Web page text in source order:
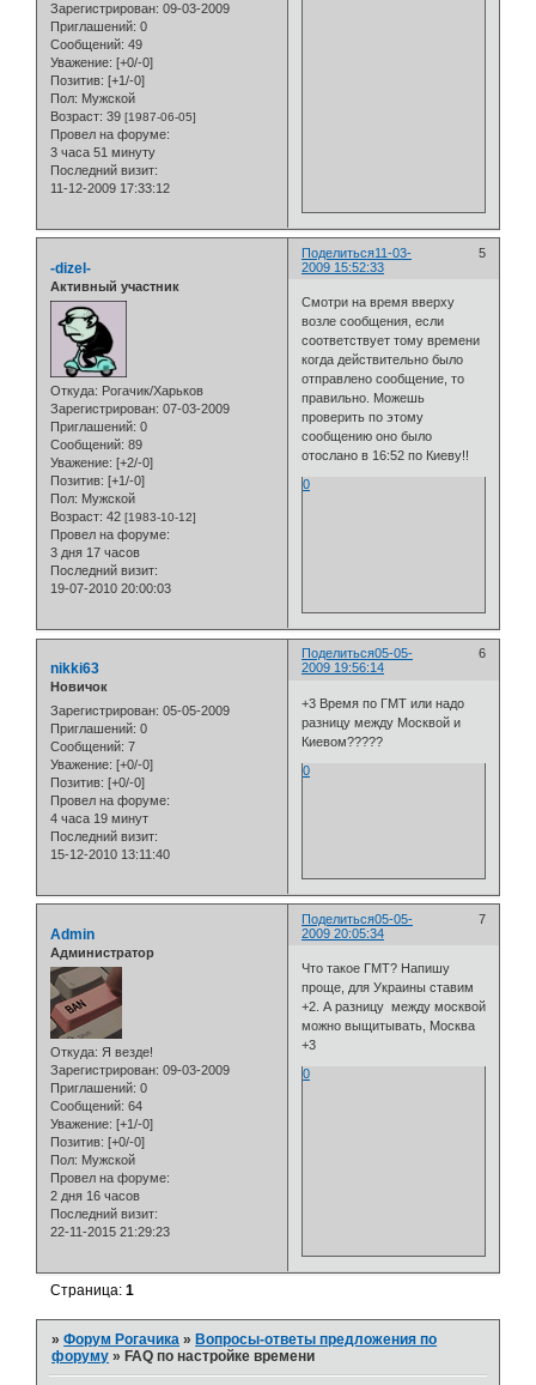
Зарегистрирован: 09-03-2009
Приглашений: 0
Сообщений: 49
Уважение: [+0/-0]
Позитив: [+1/-0]
Пол: Мужской
Возраст: 39 [1987-06-05]
Провел на форуме:
3 часа 51 минуту
Последний визит:
11-12-2009 17:33:12
Поделиться 5
11-03-
2009 15:52:33
-dizel-
Активный участник
Откуда: Рогачик/Харьков
Зарегистрирован: 07-03-2009
Приглашений: 0
Сообщений: 89
Уважение: [+2/-0]
Позитив: [+1/-0]
Пол: Мужской
Возраст: 42 [1983-10-12]
Провел на форуме:
3 дня 17 часов
Последний визит:
19-07-2010 20:00:03
Смотри на время вверху
возле сообщения, если
соответствует тому времени
когда действительно было
отправлено сообщение, то
правильно. Можешь
проверить по этому
сообщению оно было
отослано в 16:52 по Киеву!!
0
Поделиться 6
05-05-
2009 19:56:14
nikki63
Новичок
Зарегистрирован: 05-05-2009
Приглашений: 0
Сообщений: 7
Уважение: [+0/-0]
Позитив: [+0/-0]
Провел на форуме:
4 часа 19 минут
Последний визит:
15-12-2010 13:11:40
+3 Время по ГМТ или надо
разницу между Москвой и
Киевом?????
0
Поделиться 7
05-05-
2009 20:05:34
Admin
Администратор
Откуда: Я везде!
Зарегистрирован: 09-03-2009
Приглашений: 0
Сообщений: 64
Уважение: [+1/-0]
Позитив: [+0/-0]
Пол: Мужской
Провел на форуме:
2 дня 16 часов
Последний визит:
22-11-2015 21:29:23
Что такое ГМТ? Напишу
проще, для Украины ставим
+2. А разницу между москвой
можно выщитывать, Москва
+3
0
Страница:1
»Форум Рогачика » Вопросы-ответы предложения по
форуму » FAQ по настройке времени